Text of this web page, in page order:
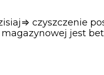
czyszczenie
jest